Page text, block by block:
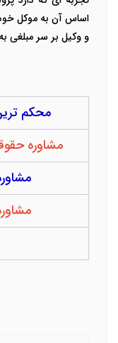
اساس آن به موکل
و وکیل بر سر مبلغی
محکم
مشاوره